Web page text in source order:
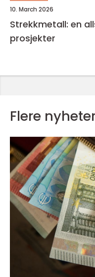
10. March 2026
Strekkmetall: en
prosjekter
Flere